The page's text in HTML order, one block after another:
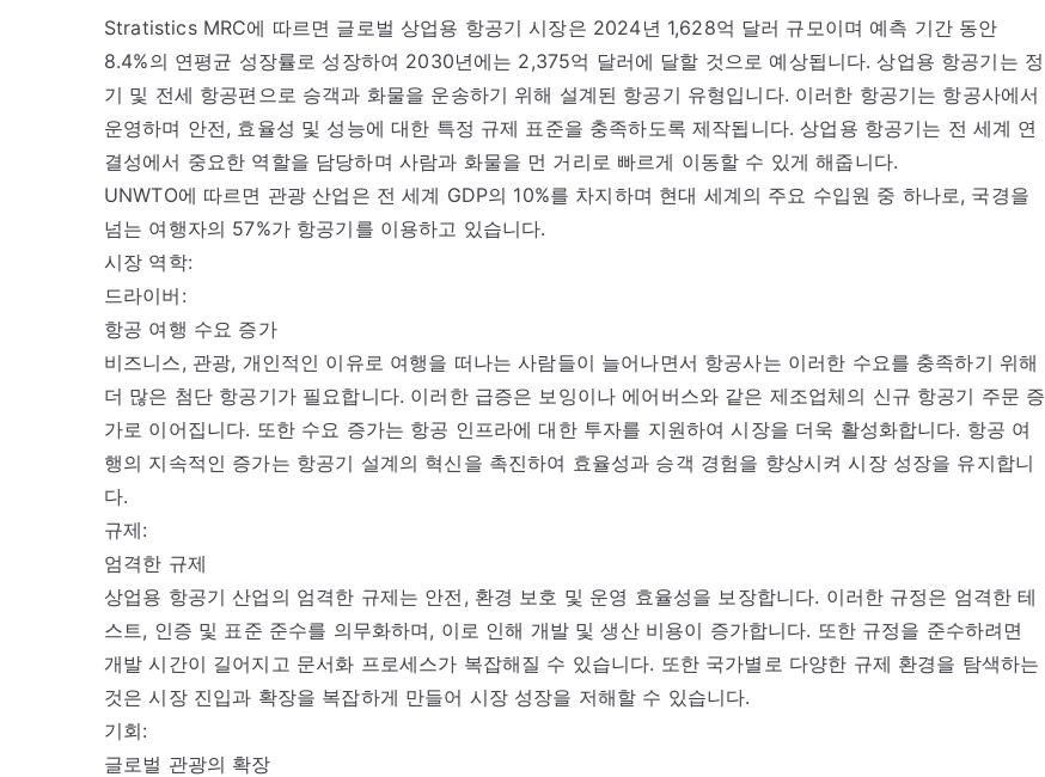
Stratistics MRC에 따르면 글로벌 상업용 항공기 시장은 2024년 1,628억 달러 규모이며 예측 기간 동안
8.4%의 연평균 성장률로 성장하여 2030년에는 2,375억 달러에 달할 것으로 예상됩니다. 상업용 항공기는 정
기 및 전세 항공편으로 승객과 화물을 운송하기 위해 설계된 항공기 유형입니다. 이러한 항공기는 항공사에서
운영하며 안전, 효율성 및 성능에 대한 특정 규제 표준을 충족하도록 제작됩니다. 상업용 항공기는 전 세계 연
결성에서 중요한 역할을 담당하며 사람과 화물을 먼 거리로 빠르게 이동할 수 있게 해줍니다.
UNWTO에 따르면 관광 산업은 전 세계 GDP의 10%를 차지하며 현대 세계의 주요 수입원 중 하나로, 국경을
넘는 여행자의 57%가 항공기를 이용하고 있습니다.
시장 역학:
드라이버:
항공 여행 수요 증가
비즈니스, 관광, 개인적인 이유로 여행을 떠나는 사람들이 늘어나면서 항공사는 이러한 수요를 충족하기 위해
더 많은 첨단 항공기가 필요합니다. 이러한 급증은 보잉이나 에어버스와 같은 제조업체의 신규 항공기 주문 증
가로 이어집니다. 또한 수요 증가는 항공 인프라에 대한 투자를 지원하여 시장을 더욱 활성화합니다. 항공 여
행의 지속적인 증가는 항공기 설계의 혁신을 촉진하여 효율성과 승객 경험을 향상시켜 시장 성장을 유지합니
다.
규제:
엄격한 규제
상업용 항공기 산업의 엄격한 규제는 안전, 환경 보호 및 운영 효율성을 보장합니다. 이러한 규정은 엄격한 테
스트, 인증 및 표준 준수를 의무화하며, 이로 인해 개발 및 생산 비용이 증가합니다. 또한 규정을 준수하려면
개발 시간이 길어지고 문서화 프로세스가 복잡해질 수 있습니다. 또한 국가별로 다양한 규제 환경을 탐색하는
것은 시장 진입과 확장을 복잡하게 만들어 시장 성장을 저해할 수 있습니다.
기회:
글로벌 관광의 확장